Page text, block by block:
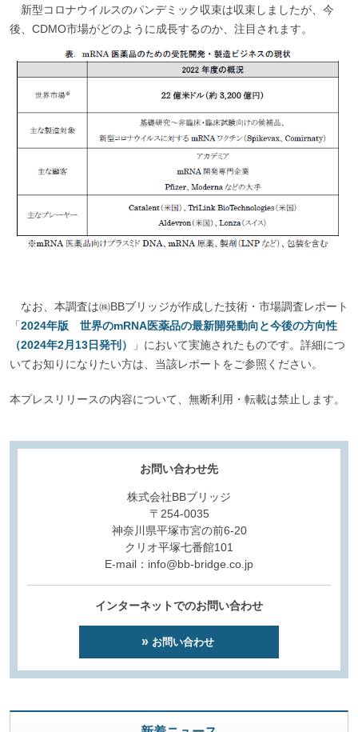
新型コロナウイルスのパンデミック収束は収束しましたが、今
後、CDMO市場がどのように成長するのか、注目されます。
なお、本調査は㈱BBブリッジが作成した技術・市場調査レポート
「2024年版 世界のmRNA医薬品の最新開発動向と今後の方向性
（2024年2月13日発刊）
」において実施されたものです。詳細につ
いてお知りになりたい方は、当該レポートをご参照ください。
本プレスリリースの内容について、無断利用・転載は禁止します。
お問い合わせ先
株式会社BBブリッジ
〒254-0035
神奈川県平塚市宮の前6-20
クリオ平塚七番館101
E-mail：info@bb-bridge.co.jp
インターネットでのお問い合わせ
お問い合わせ